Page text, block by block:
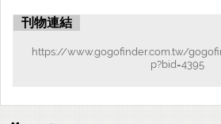
刊物連結
https://www.gogofinder.com.tw/
p?bid=4395